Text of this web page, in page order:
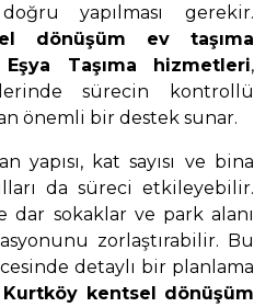
yapılması gerekir.
dönüşüm ev taşıma
Taşıma hizmetleri,
sürecin kontrollü
önemli bir destek sunar.
yapısı, kat sayısı ve bina
da süreci etkileyebilir.
dar sokaklar ve park alanı
zorlaştırabilir. Bu
detaylı bir planlama
Kurtköy kentsel dönüşüm